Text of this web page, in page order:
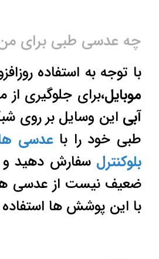
چه عدسی طبی برای
با توجه به استفاده
موبایل،برای جلوگیری
آبی این وسایل بر روی
طبی خود را باعدسی
بلوکنترل سفارش دهید و
ضعیف نیست از عدسی
با این پوشش ها